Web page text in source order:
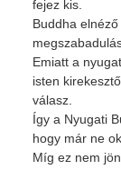
fejez kis.
Buddha
Emiatt a
isten
válasz.
Így a Nyugati
hogy már ne
Míg ez nem